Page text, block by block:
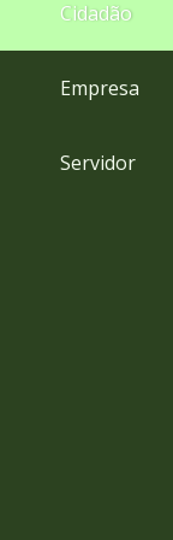
Cidadão
Empresa
Servidor